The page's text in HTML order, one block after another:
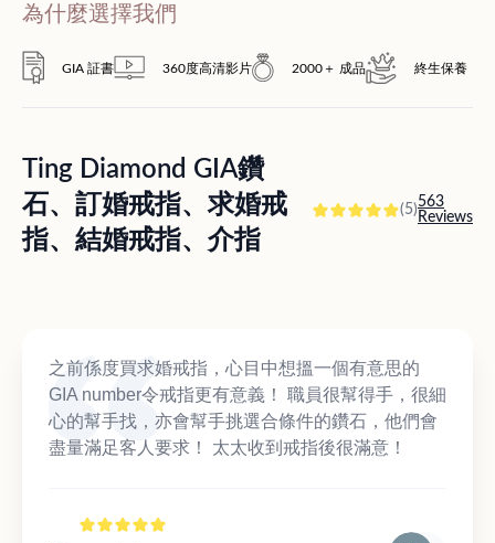
為什麼選擇我們
GIA 証書 360度高清影片 2000＋ 成品 終生保養
Ting Diamond GIA鑽
石、訂婚戒指、求婚戒
指、結婚戒指、介指
(5)563
Reviews
之前係度買求婚戒指，心目中想搵一個有意思的
GIA number令戒指更有意義！ 職員很幫得手，很細
心的幫手找，亦會幫手挑選合條件的鑽石，他們會
盡量滿足客人要求！ 太太收到戒指後很滿意！